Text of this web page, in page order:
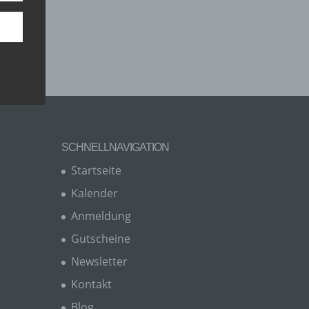
SCHNELLNAVIGATION
Startseite
Kalender
Anmeldung
Gutscheine
Newsletter
Kontakt
zu